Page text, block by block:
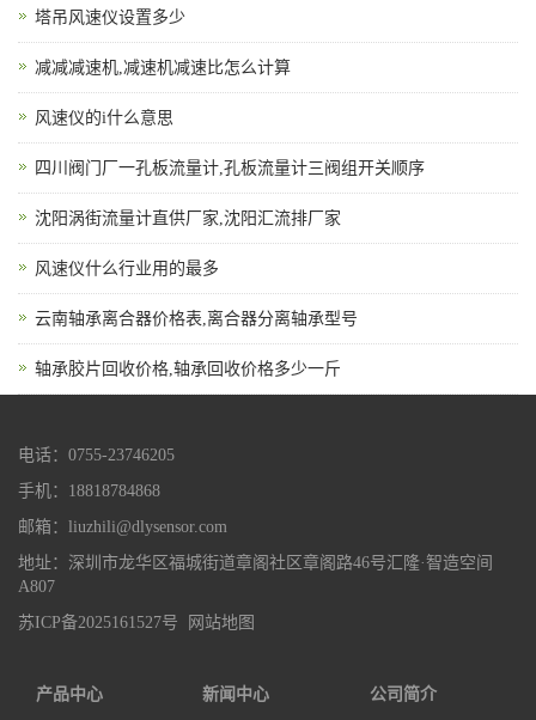
塔吊风速仪设置多少
减减减速机,减速机减速比怎么计算
风速仪的i什么意思
四川阀门厂一孔板流量计,孔板流量计三阀组开关顺序
沈阳涡街流量计直供厂家,沈阳汇流排厂家
风速仪什么行业用的最多
云南轴承离合器价格表,离合器分离轴承型号
轴承胶片回收价格,轴承回收价格多少一斤
电话：0755-23746205
手机：18818784868
邮箱：liuzhili@dlysensor.com
地址：深圳市龙华区福城街道章阁社区章阁路46号汇隆·智造空间
A807
苏ICP备2025161527号
网站地图
产品中心 新闻中心 公司简介